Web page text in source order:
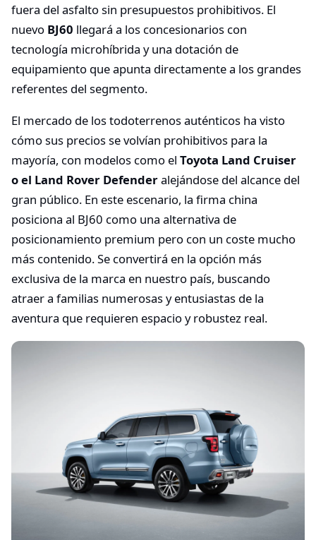
fuera del asfalto sin presupuestos prohibitivos. El
nuevo BJ60 llegará a los concesionarios con
tecnología microhíbrida y una dotación de
equipamiento que apunta directamente a los grandes
referentes del segmento.
El mercado de los todoterrenos auténticos ha visto
cómo sus precios se volvían prohibitivos para la
mayoría, con modelos como el Toyota Land Cruiser
o el Land Rover Defenderalejándose del alcance del
gran público. En este escenario, la firma china
posiciona al BJ60 como una alternativa de
posicionamiento premium pero con un coste mucho
más contenido. Se convertirá en la opción más
exclusiva de la marca en nuestro país, buscando
atraer a familias numerosas y entusiastas de la
aventura que requieren espacio y robustez real.